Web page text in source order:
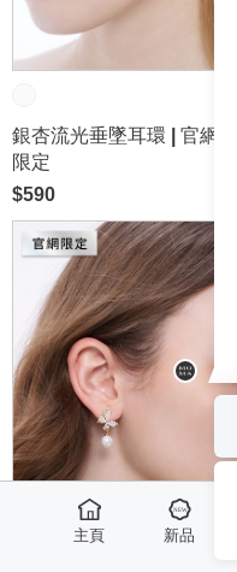
銀杏流光垂墜耳環 | 官網
限定
$590
主頁 新品